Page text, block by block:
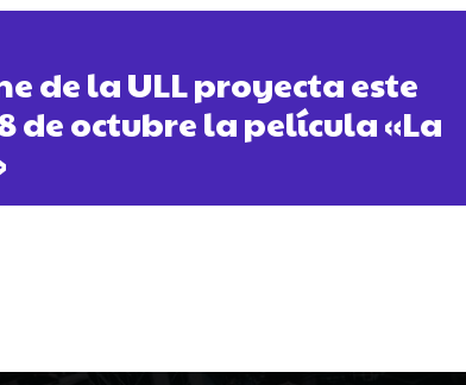
de la ULL proyecta este
de octubre la película «La